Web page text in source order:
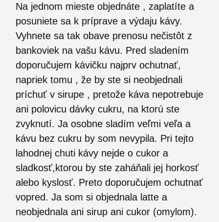
Na jednom mieste objednáte , zaplatíte a
posuniete sa k príprave a výdaju kávy.
Vyhnete sa tak obave prenosu nečistôt z
bankoviek na vašu kávu. Pred sladením
doporučujem kávičku najprv ochutnať,
napriek tomu , že by ste si neobjednali
príchuť v sirupe , pretože káva nepotrebuje
ani polovicu dávky cukru, na ktorú ste
zvyknutí. Ja osobne sladím veľmi veľa a
kávu bez cukru by som nevypila. Pri tejto
lahodnej chuti kávy nejde o cukor a
sladkosť,ktorou by ste zaháňali jej horkosť
alebo kyslosť. Preto doporučujem ochutnať
vopred. Ja som si objednala latte a
neobjednala ani sirup ani cukor (omylom).